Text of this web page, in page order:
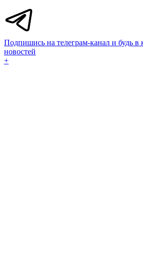
Подпишись на телеграм-канал и будь в
новостей
+